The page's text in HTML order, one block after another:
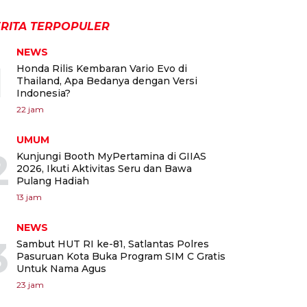
TERPOPULER
NEWS
Honda Rilis Kembaran Vario Evo di
Thailand, Apa Bedanya dengan Versi
Indonesia?
22 jam
UMUM
Kunjungi Booth MyPertamina di GIIAS
2026, Ikuti Aktivitas Seru dan Bawa
Pulang Hadiah
13 jam
NEWS
Sambut HUT RI ke-81, Satlantas Polres
Pasuruan Kota Buka Program SIM C Gratis
Untuk Nama Agus
23 jam